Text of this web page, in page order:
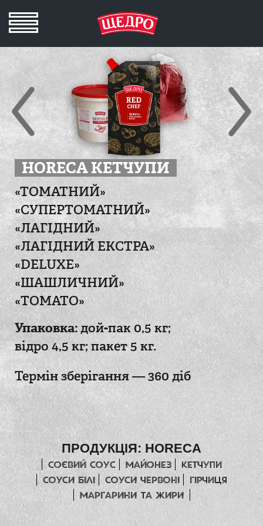
HORECA КЕТЧУПИ
«ТОМАТНИЙ»
«СУПЕРТОМАТНИЙ»
«ЛАГІДНИЙ»
«ЛАГІДНИЙ ЕКСТРА»
«DELUXE»
«ШАШЛИЧНИЙ»
«TOMATO»
Упаковка:дой-пак 0,5 кг;
відро 4,5 кг;пакет 5 кг.
Термін зберігання — 360 діб
ПРОДУКЦІЯ: HORECA
Соєвий соус Майонез
Кетчупи
СОУСИ БІЛІ
СОУСИ ЧЕРВОНІ
гірчиця
МАРГАРИНИ ТА ЖИРИ